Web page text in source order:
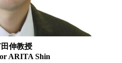
伸教授
ARITA Shin